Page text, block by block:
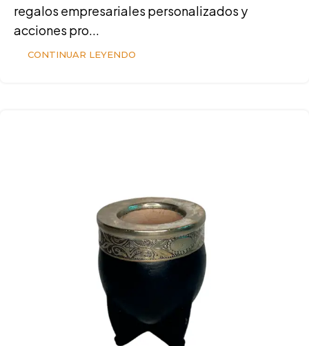
regalos empresariales personalizados y
acciones pro...
CONTINUAR LEYENDO